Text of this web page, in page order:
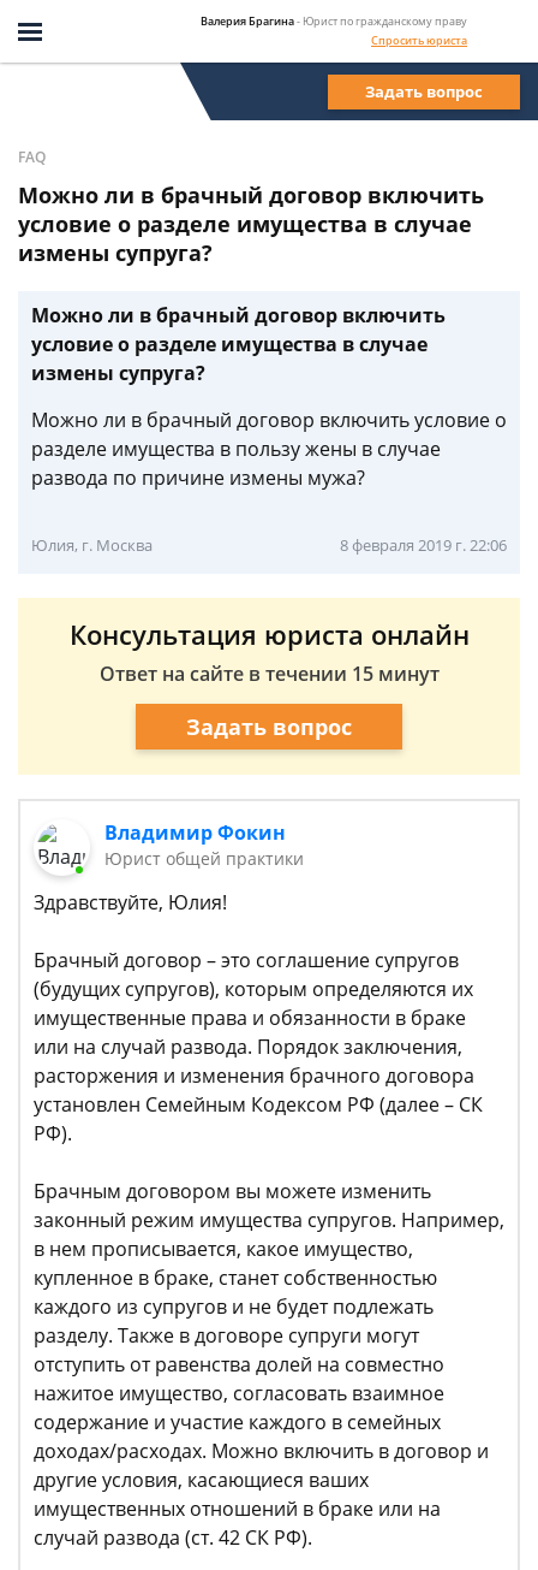
Валерия Брагина- Юрист по гражданскому праву
Спросить юриста
Задать вопрос
FAQ
Можно ли в брачный договор включить
условие о разделе имущества в случае
измены супруга?
Можно ли в брачный договор включить
условие о разделе имущества в случае
измены супруга?
Можно ли в брачный договор включить условие о
разделе имущества в пользу жены в случае
развода по причине измены мужа?
Юлия, г. Москва 8 февраля 2019 г. 22:06
Консультация юриста онлайн
Ответ на сайте в течении 15 минут
Задать вопрос
Владимир Фокин
Юрист общей практики
Здравствуйте, Юлия!
Брачный договор – это соглашение супругов
(будущих супругов), которым определяются их
имущественные права и обязанности в браке
или на случай развода. Порядок заключения,
расторжения и изменения брачного договора
установлен Семейным Кодексом РФ (далее – СК
РФ).
Брачным договором вы можете изменить
законный режим имущества супругов. Например,
в нем прописывается, какое имущество,
купленное в браке, станет собственностью
каждого из супругов и не будет подлежать
разделу. Также в договоре супруги могут
отступить от равенства долей на совместно
нажитое имущество, согласовать взаимное
содержание и участие каждого в семейных
доходах/расходах. Можно включить в договор и
другие условия, касающиеся ваших
имущественных отношений в браке или на
случай развода (ст. 42 СК РФ).